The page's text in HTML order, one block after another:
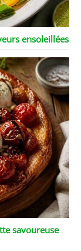
ensoleillées
savoureuse